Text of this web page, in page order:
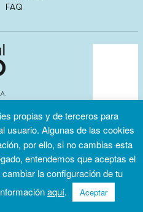
FAQ
propias y de terceros para
usuario. Algunas de las cookies
por ello, si no cambias esta
entendemos que aceptas el
la configuración de tu
aquí. Aceptar